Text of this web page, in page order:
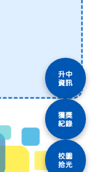
升中
資訊
獲獎
紀錄
校園
拾光